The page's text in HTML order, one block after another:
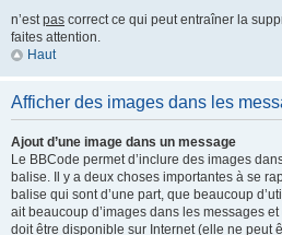
n’estpas correct ce qui peut entraîner la
faites attention.
Haut
Afficher des images dans les
Ajout d’une image dans un message
Le BBCode permet d’inclure des images
balise. Il y a deux choses importantes à se
balise qui sont d’une part, que beaucoup
ait beaucoup d’images dans les messages et
doit être disponible sur Internet (elle ne peut